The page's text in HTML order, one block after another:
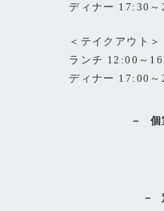
ディナー 17:30
＜テイクアウト＞
ランチ 12:00～
ディナー 17:00～
個